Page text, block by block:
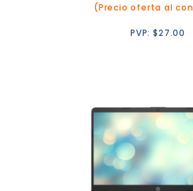
(Precio oferta al
PVP:$27.00